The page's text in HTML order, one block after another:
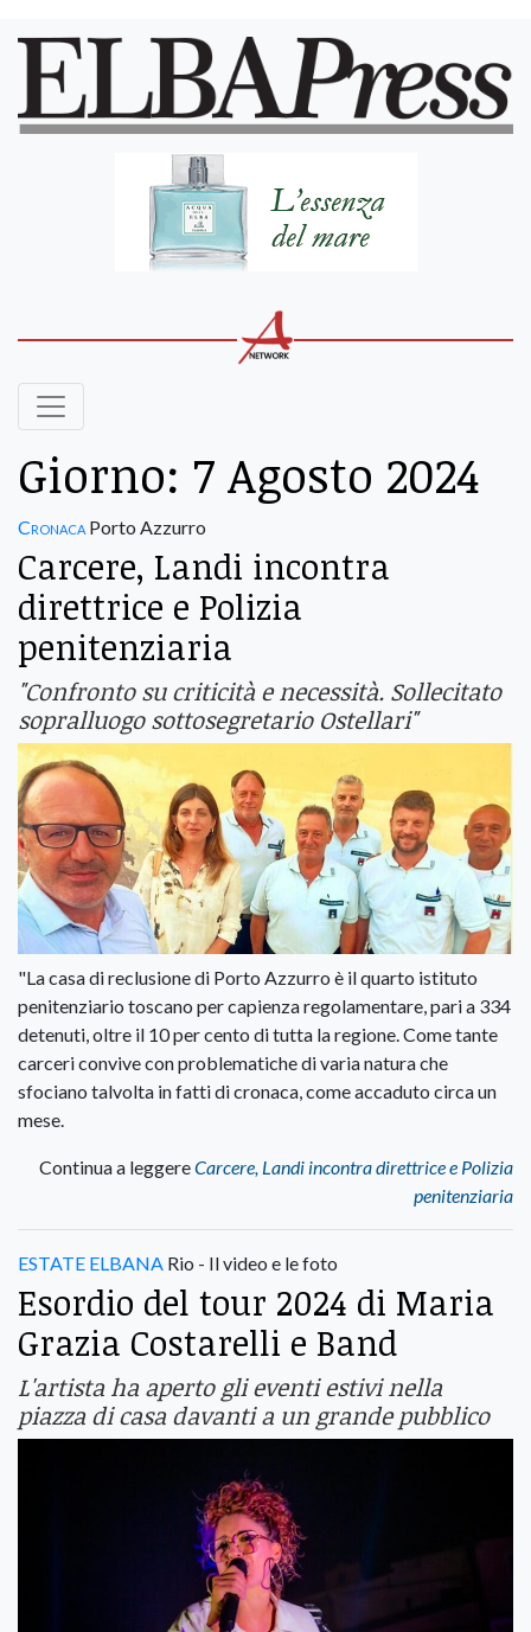
Giorno: 7 Agosto 2024
Cronaca Porto Azzurro
Carcere, Landi incontra
direttrice e Polizia
penitenziaria
"Confronto su criticità e necessità. Sollecitato
sopralluogo sottosegretario Ostellari"
"La casa di reclusione di Porto Azzurro è il quarto istituto
penitenziario toscano per capienza regolamentare, pari a 334
detenuti, oltre il 10 per cento di tutta la regione. Come tante
carceri convive con problematiche di varia natura che
sfociano talvolta in fatti di cronaca, come accaduto circa un
mese.
Continua a leggereCarcere, Landi incontra direttrice e Polizia
penitenziaria
ESTATE ELBANA Rio - Il video e le foto
Esordio del tour 2024 di Maria
Grazia Costarelli e Band
L'artista ha aperto gli eventi estivi nella
piazza di casa davanti a un grande pubblico